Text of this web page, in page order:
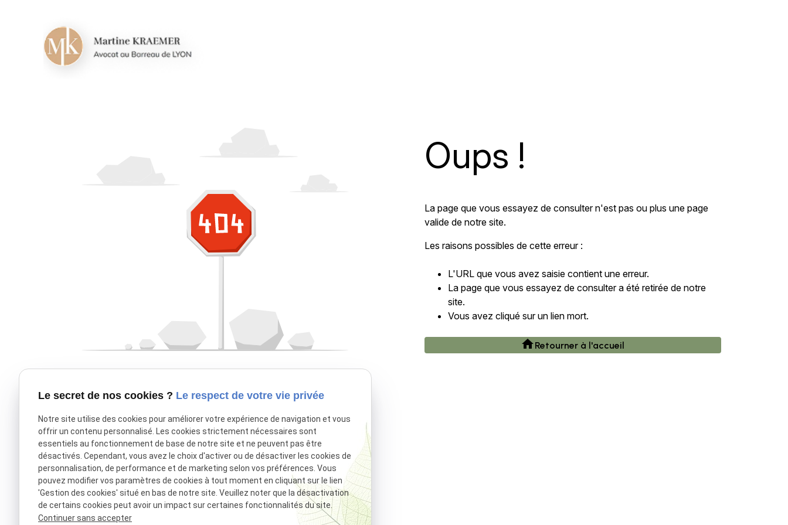
Oups !
La page que vous essayez de consulter n'est pas ou plus une page
valide de notre site.
Les raisons possibles de cette erreur :
L'URL que vous avez saisie contient une erreur.
La page que vous essayez de consulter a été retirée de notre
site.
Vous avez cliqué sur un lien mort.
homeRetourner à l'accueil
Le secret de nos cookies ? Le respect de votre vie privée
Notre site utilise des cookies pour améliorer votre expérience de navigation et vous
offrir un contenu personnalisé. Les cookies strictement nécessaires sont
essentiels au fonctionnement de base de notre site et ne peuvent pas être
désactivés. Cependant, vous avez le choix d'activer ou de désactiver les cookies de
personnalisation, de performance et de marketing selon vos préférences. Vous
pouvez modifier vos paramètres de cookies à tout moment en cliquant sur le lien
'Gestion des cookies' situé en bas de notre site. Veuillez noter que la désactivation
de certains cookies peut avoir un impact sur certaines fonctionnalités du site.
Continuer sans accepter